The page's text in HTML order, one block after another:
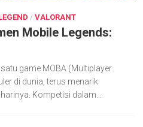
/ VALORANT
Mobile Legends:
game MOBA (Multiplayer
di dunia, terus menarik
Kompetisi dalam...